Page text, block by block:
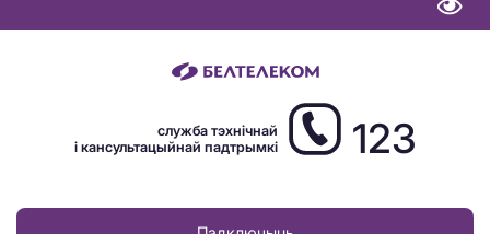
служба тэхнічнай
і кансультацыйнай падтрымкі
123